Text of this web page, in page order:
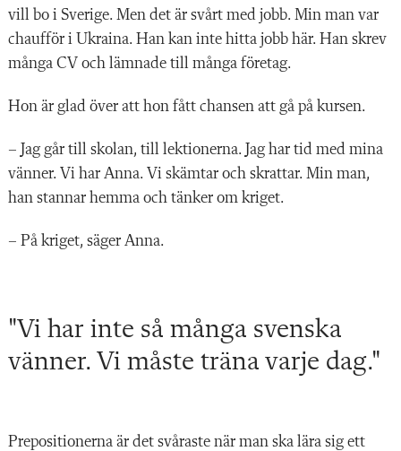
vill bo i Sverige. Men det är svårt med jobb. Min man var
chaufför i Ukraina. Han kan inte hitta jobb här. Han skrev
många CV och lämnade till många företag.
Hon är glad över att hon fått chansen att gå på kursen.
– Jag går till skolan, till lektionerna. Jag har tid med mina
vänner. Vi har Anna. Vi skämtar och skrattar. Min man,
han stannar hemma och tänker om kriget.
– På kriget, säger Anna.
"Vi har inte så många svenska
vänner. Vi måste träna varje dag."
Prepositionerna är det svåraste när man ska lära sig ett